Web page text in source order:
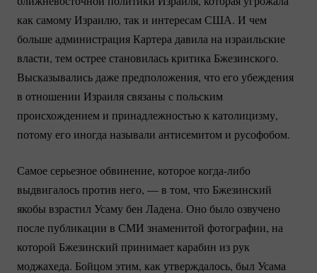
как самому Израилю, так и интересам США. И чем
больше администрация Картера давила на израильские
власти, тем острее становилась критика Бжезинского.
Высказывались даже предположения, что его убеждения
в отношении Израиля связаны с польским
происхождением и принадлежностью к католицизму,
потому его иногда называли антисемитом и русофобом.
Самое серьезное обвинение, котороекогда-либо
выдвигалось против него, — в том, что Бжезинский
якобы взрастил Усаму бен Ладена. Оно было озвучено
после публикации в СМИ знаменитой фотографии, на
которой Бжезинский принимает карабин из рук
моджахеда. Бойцом этим, как утверждалось, был Усама